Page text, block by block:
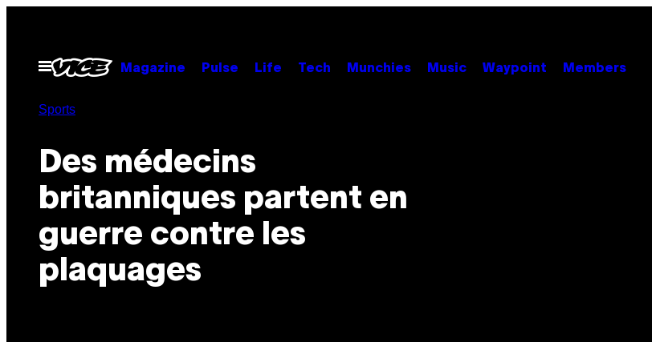
contentOpen
Menu
Magazine Pulse Life Tech Munchies Music Waypoint Members
Sports
Des médecins
britanniques partent en
guerre contre les
plaquages